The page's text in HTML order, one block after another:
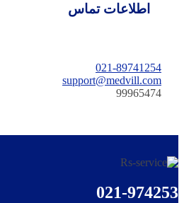
اطلاعات تماس
021-89741254
support@medvill.com
99965474
021-